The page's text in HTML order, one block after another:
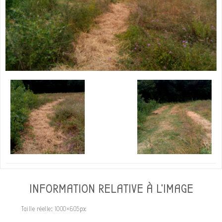
INFORMATION RELATIVE À L'IMAGE
Taille réelle: 1000×605px